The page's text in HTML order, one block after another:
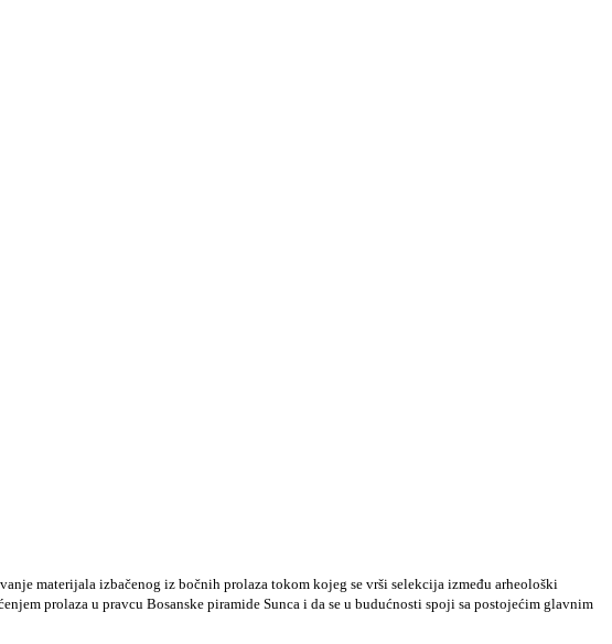
materijala izbačenog iz bočnih prolaza tokom kojeg se vrši selekcija između arheološki
prolaza u pravcu Bosanske piramide Sunca i da se u budućnosti spoji sa postojećim glavnim